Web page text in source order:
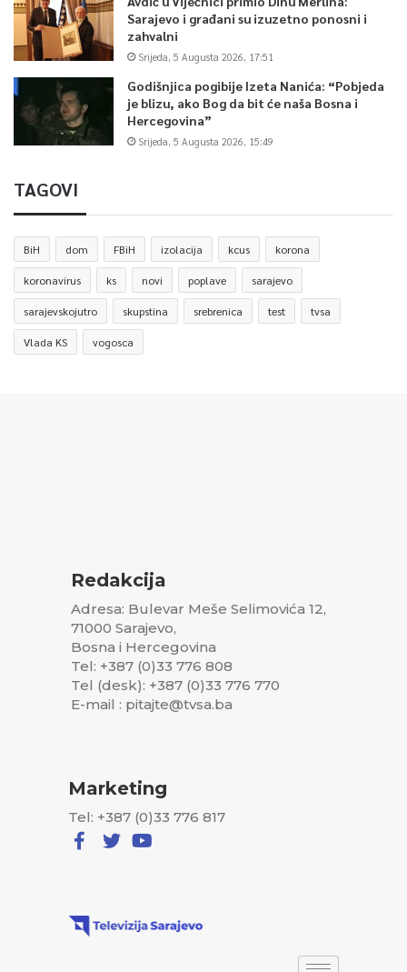
Sarajevo i građani su izuzetno ponosni i
zahvalni
Srijeda, 5 Augusta 2026, 17:51
Godišnjica pogibije Izeta Nanića: “Pobjeda
je blizu, ako Bog da bit će naša Bosna i
Hercegovina”
Srijeda, 5 Augusta 2026, 15:49
TAGOVI
BiH dom FBiH izolacija kcus korona
koronavirus ks novi poplave sarajevo
sarajevskojutro skupstina srebrenica test tvsa
Vlada KS vogosca
Redakcija
Adresa: Bulevar Meše Selimovića 12,
71000 Sarajevo,
Bosna i Hercegovina
Tel: +387 (0)33 776 808
Tel (desk): +387 (0)33 776 770
E-mail : pitajte@tvsa.ba
Marketing
Tel: +387 (0)33 776 817